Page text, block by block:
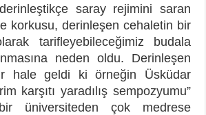
saray rejimini saran
korkusu, derinleşen cehaletin bir
tarifleyebileceğimiz budala
neden oldu. Derinleşen
hale geldi ki örneğin Üsküdar
karşıtı yaradılış sempozyumu”
üniversiteden çok medrese